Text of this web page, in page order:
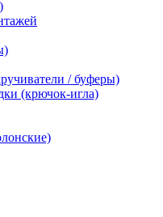
/ буферы)
(крючок-игла)